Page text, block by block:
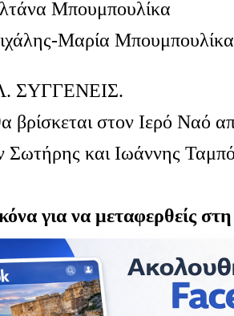
Μπουμπουλίκα
Μαρία
ΣΥΓΓΕΝΕΙΣ.
στον Ιερό Ναό
Σωτήρης και Ιωάννης
για να μεταφερθείς